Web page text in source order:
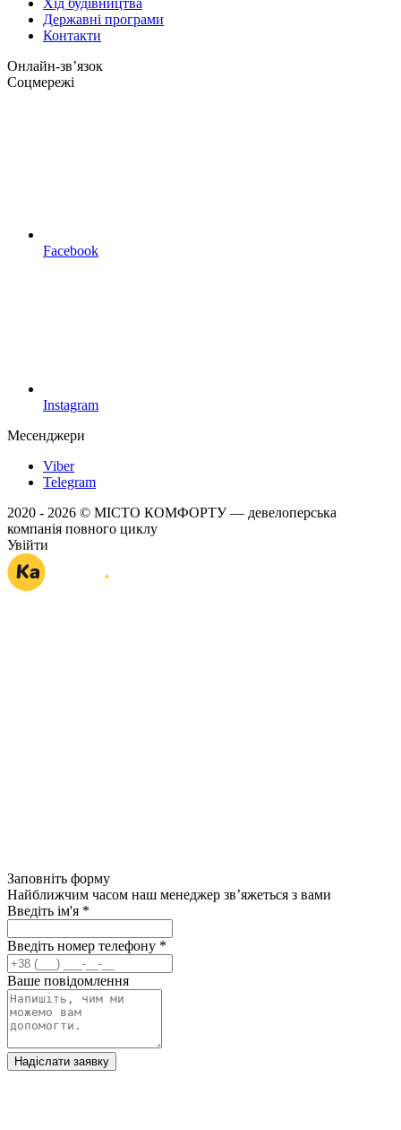
Хід будівництва
Державні програми
Контакти
Онлайн-звʼязок
Соцмережі
Facebook
Instagram
Месенджери
Viber
Telegram
2020 - 2026 © МІСТО КОМФОРТУ — девелоперська
компанія повного циклу
Увійти
Заповніть форму
Найближчим часом наш менеджер зв’яжеться з вами
Введіть ім'я *
Введіть номер телефону *
Ваше повідомлення
Надіслати заявку